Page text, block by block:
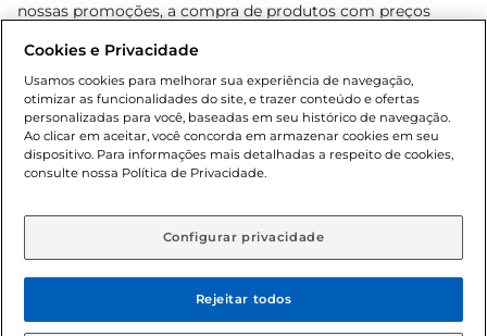
nossas promoções, a compra de produtos com preços
cliente. Os preços, ofertas e condições são exclusivos para
o e-commerce e válidos durante o dia de hoje, podendo
sofrer alterações sem prévia notificação. Proibida a venda
de bebidas alcoólicas para menores de 18 anos, conforme
Lei n.º 8069/90, art. 81, inciso II (Estatuto da Criança e do
Adolescente). Preços e condições exclusivos para o
aviso prévio. O valor mínimo para as compras on-line é de
Cookies e Privacidade
Usamos cookies para melhorar sua experiência de navegação,
otimizar as funcionalidades do site, e trazer conteúdo e ofertas
personalizadas para você, baseadas em seu histórico de navegação.
Ao clicar em aceitar, você concorda em armazenar cookies em seu
dispositivo. Para informações mais detalhadas a respeito de cookies,
consulte nossa Política de Privacidade.
Configurar privacidade
Rejeitar todos